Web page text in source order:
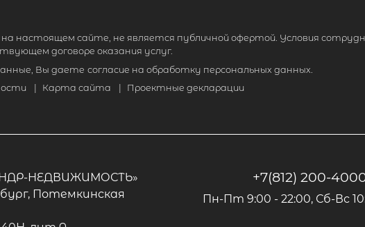
настоящем сайте, не является публичной офертой. Условия
договоре оказания услуг.
Вы даете согласие на обработку персональных данных.
Карта сайта Проектные декларации
НЕДВИЖИМОСТЬ»
Потемкинская
+7(812) 200-
Пн-Пт 9:00 - 22:00, Сб-Вс